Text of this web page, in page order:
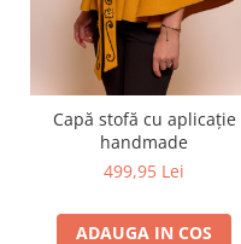
Capă stofă cu aplicație
handmade
499,95 Lei
ADAUGA IN COS